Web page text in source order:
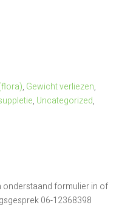
, Gewicht verliezen,
, Uncategorized,
onderstaand formulier in of
06-12368398